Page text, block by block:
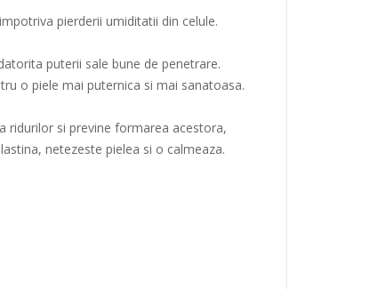
pierderii umiditatii din celule.
puterii sale bune de penetrare.
o piele mai puternica si mai sanatoasa.
ridurilor si previne formarea acestora,
netezeste pielea si o calmeaza.